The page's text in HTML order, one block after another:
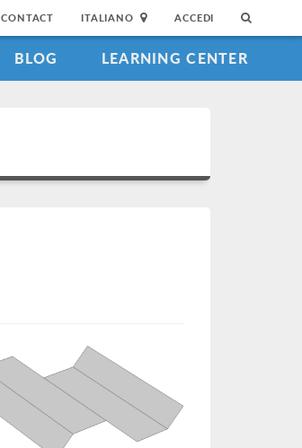
CONTACT ITALIANO ACCEDI
BLOG LEARNING CENTER